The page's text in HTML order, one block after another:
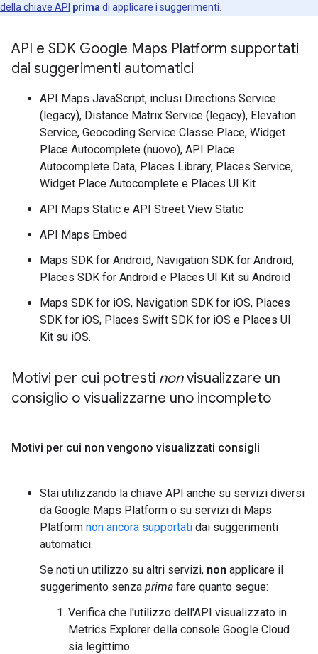
della chiave API prima di applicare i suggerimenti.
API e SDK Google Maps Platform supportati
dai suggerimenti automatici
API Maps JavaScript, inclusi Directions Service
(legacy), Distance Matrix Service (legacy), Elevation
Service, Geocoding Service Classe Place, Widget
Place Autocomplete (nuovo), API Place
Autocomplete Data, Places Library, Places Service,
Widget Place Autocomplete e Places UI Kit
API Maps Static e API Street View Static
API Maps Embed
Maps SDK for Android, Navigation SDK for Android,
Places SDK for Android e Places UI Kit su Android
Maps SDK for iOS, Navigation SDK for iOS, Places
SDK for iOS, Places Swift SDK for iOS e Places UI
Kit su iOS.
Motivi per cui potresti nonvisualizzare un
consiglio o visualizzarne uno incompleto
Motivi per cui non vengono visualizzati consigli
Stai utilizzando la chiave API anche su servizi diversi
da Google Maps Platform o su servizi di Maps
Platform non ancora supportati dai suggerimenti
automatici.
Se noti un utilizzo su altri servizi, non applicare il
suggerimento senza prima fare quanto segue:
Verifica che l'utilizzo dell'API visualizzato in
Metrics Explorer della console Google Cloud
sia legittimo.